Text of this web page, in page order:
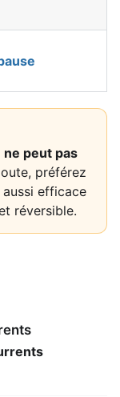
ne peut pas
préférez
efficace
réversible.